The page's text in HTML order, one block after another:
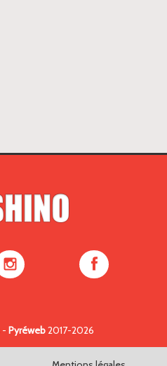
Oshino
Oshino
- Pyréweb2017-2026